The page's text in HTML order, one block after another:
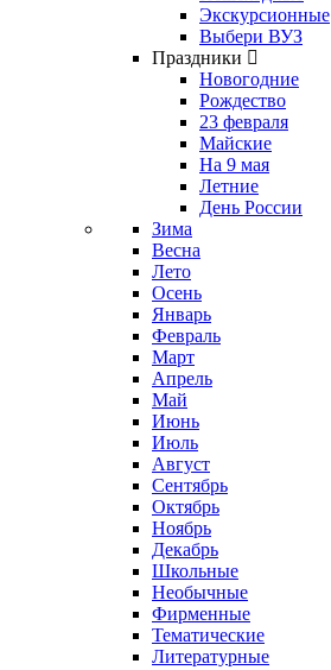
Экскурсионные
Выбери ВУЗ
Праздники
Новогодние
Рождество
23 февраля
Майские
На 9 мая
Летние
День России
Зима
Весна
Лето
Осень
Январь
Февраль
Март
Апрель
Май
Июнь
Июль
Август
Сентябрь
Октябрь
Ноябрь
Декабрь
Школьные
Необычные
Фирменные
Тематические
Литературные